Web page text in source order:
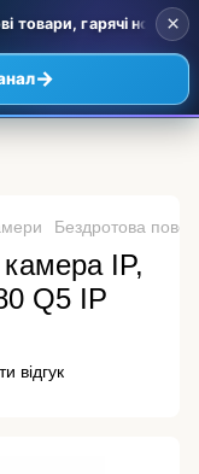
гарячі новинки
→
×
Бездротова
IP,
Q5 IP
відгук